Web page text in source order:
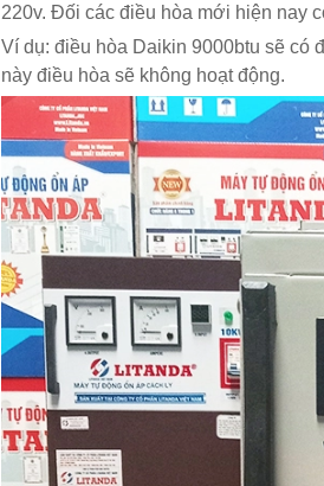
220v. Đối các điều hòa mới hiện nay
Ví dụ: điều hòa Daikin 9000btu sẽ có
này điều hòa sẽ không hoạt động.